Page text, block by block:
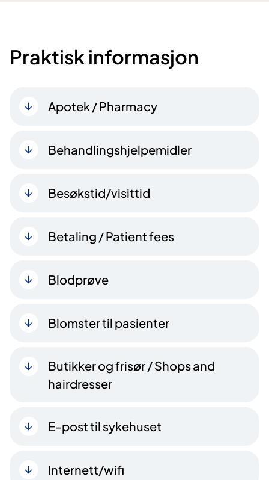
Praktisk informasjon
Apotek / Pharmacy
Behandlingshjelpemidler
Besøkstid/visittid
Betaling / Patient fees
Blodprøve
Blomster til pasienter
Butikker og frisør / Shops and
hairdresser
E-post til sykehuset
Internett/wifi